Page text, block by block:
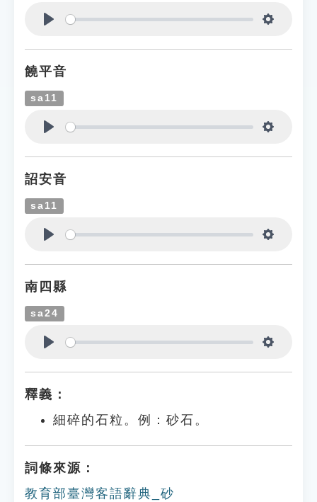
饒平音
sa11
詔安音
sa11
南四縣
sa24
釋義：
細碎的石粒。例：砂石。
詞條來源：
教育部臺灣客語辭典_砂